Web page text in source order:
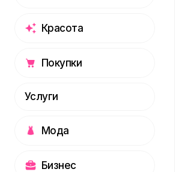
Красота
Покупки
Услуги
Мода
Бизнес